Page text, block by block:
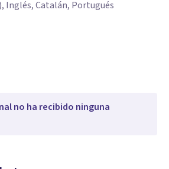
Inglés, Catalán, Portugués
no ha recibido ninguna